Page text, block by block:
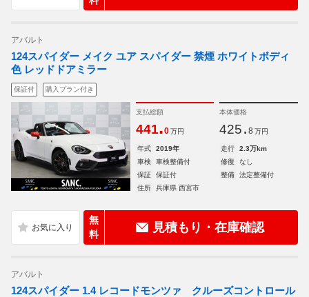
アバルト
124スパイダー メイク ユア スパイダー 禁煙 ホワイトボディ
色 レッドドアミラー
保証付 購入プラン付き
支払総額
441.0 万円
本体価格
425. 8 万円
年式 2019年 走行
2.3万km
車検
車検整備付 修復
なし
保証
保証付 整備
法定整備付
住所
兵庫県 西宮市
無
料
見積もり・在庫確認
アバルト
124スパイダー 1.4 レコードモンツァ クルーズコントロール